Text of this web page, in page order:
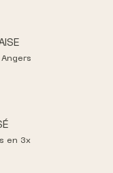
en 3x